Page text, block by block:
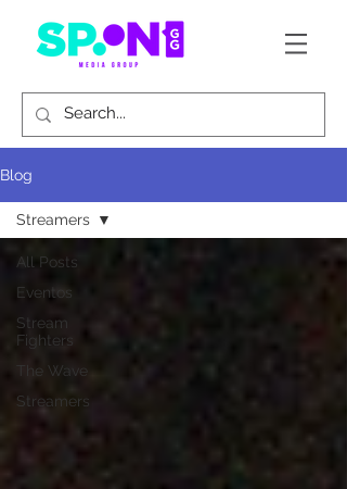
Blog
All Posts
Eventos
Stream
Fighters
The Wave
Streamers
Streamers